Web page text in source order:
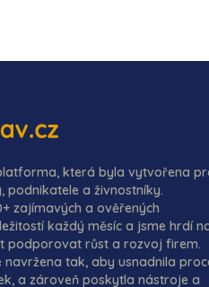
která byla vytvořena
podnikatele a živnostníky.
zajímavých a ověřených
každý měsíc a jsme hrdí
podporovat růst a rozvoj firem.
navržena tak, aby usnadnila
a zároveň poskytla nástroje a